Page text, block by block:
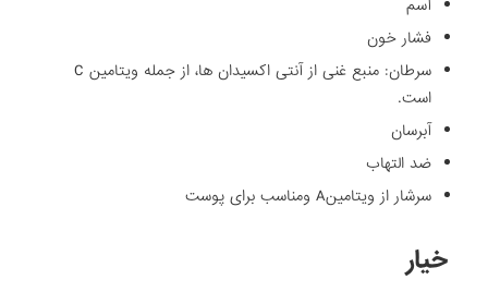
آسم
فشار خون
سرطان: منبع غنی از آنتی اکسیدان ها، از جمله ویتامین C
است.
آبرسان
ضد التهاب
سرشار از ویتامینA ومناسب برای پوست
خیار